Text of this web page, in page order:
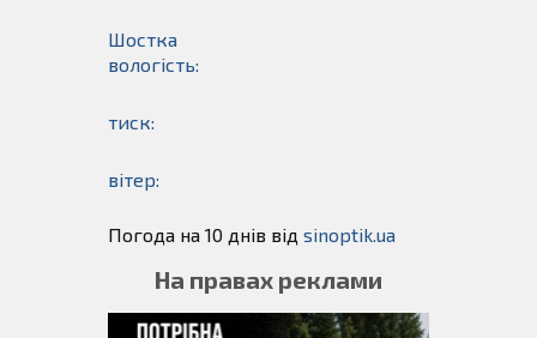
Шостка
вологість:
тиск:
вітер:
Погода на 10 днів від sinoptik.ua
На правах реклами